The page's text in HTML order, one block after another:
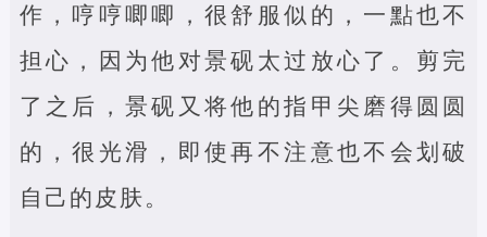
作，哼哼唧唧，很舒服似的，一點也不
担心，因为他对景砚太过放心了。剪完
了之后，景砚又将他的指甲尖磨得圆圆
的，很光滑，即使再不注意也不会划破
自己的皮肤。